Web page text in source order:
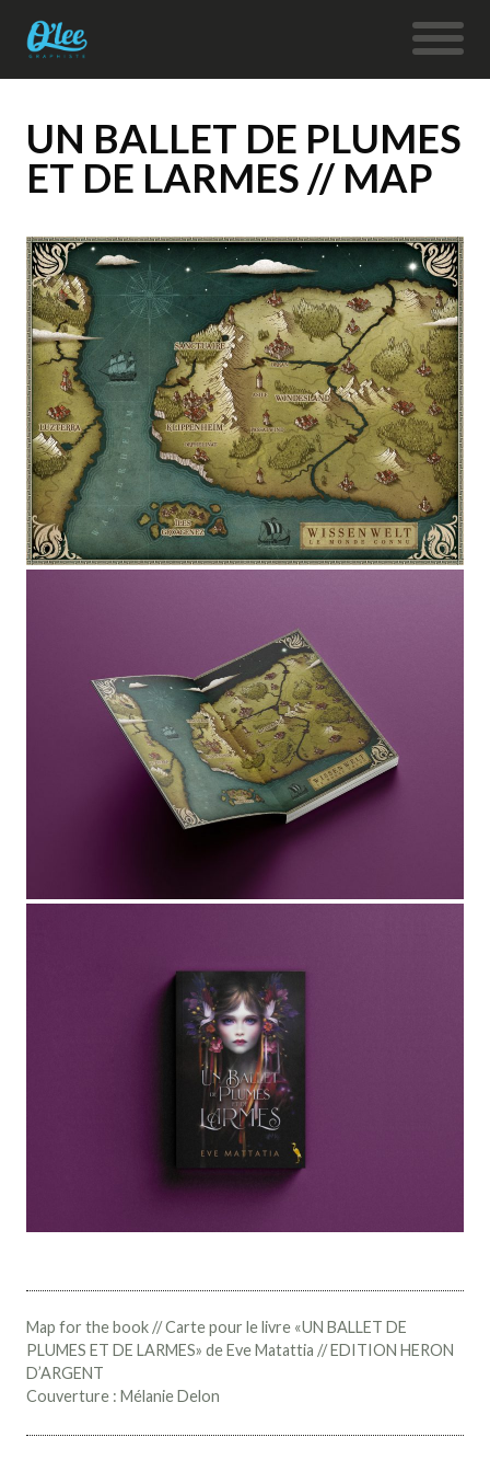
UN BALLET DE PLUMES
ET DE LARMES // MAP
Map for the book // Carte pour le livre «UN BALLET DE
PLUMES ET DE LARMES» de Eve Matattia // EDITION HERON
D’ARGENT
Couverture : Mélanie Delon